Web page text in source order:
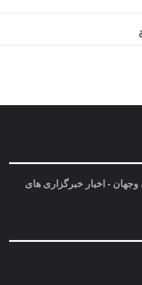
وجهان - اخبار خبرگزاری های